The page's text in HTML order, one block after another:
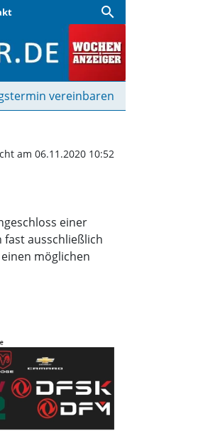
search
Beute |
vereinbaren
am 06.11.2020 10:52
einer
ausschließlich
möglichen